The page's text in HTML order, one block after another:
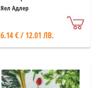
Яел Адлер
6.14 € / 12.01 ЛВ.